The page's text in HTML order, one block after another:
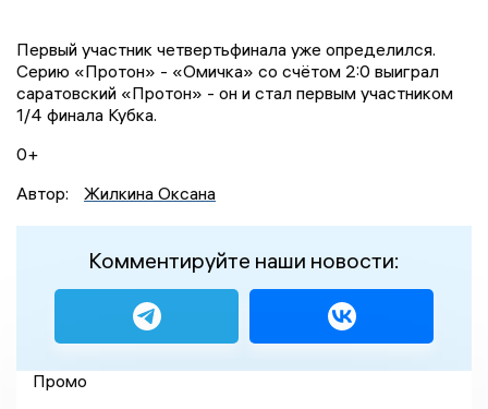
Первый участник четвертьфинала уже определился.
Серию «Протон» - «Омичка» со счётом 2:0 выиграл
саратовский «Протон» - он и стал первым участником
1/4 финала Кубка.
0+
Автор:
Жилкина Оксана
Комментируйте наши новости:
Промо